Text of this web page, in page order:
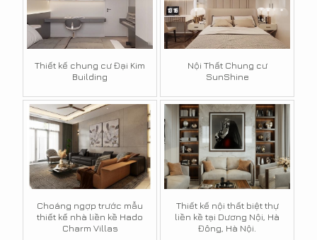
Thiết kế chung cư Đại Kim
Building
Nội Thất Chung cư
SunShine
Choáng ngợp trước mẫu
thiết kế nhà liền kề Hado
Charm Villas
Thiết kế nội thất biệt thự
liền kề tại Dương Nội, Hà
Đông, Hà Nội.